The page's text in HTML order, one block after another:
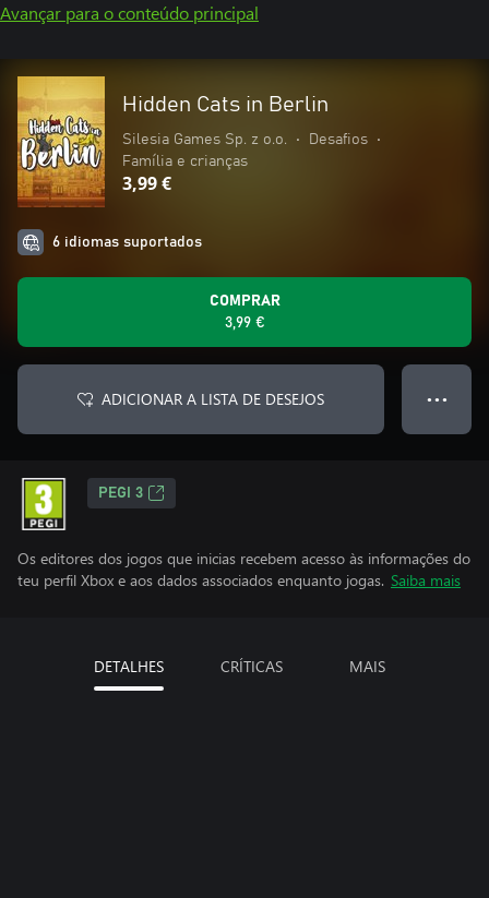
Avançar para o conteúdo principal
Hidden Cats in Berlin
Silesia Games Sp. z o.o. • Desafios
•
Família e crianças
3,99 €
6 idiomas suportados
COMPRAR
3,99 €
ADICIONAR A LISTA DE DESEJOS ● ● ●
PEGI 3
Os editores dos jogos que inicias recebem acesso às informações do
teu perfil Xbox e aos dados associados enquanto jogas. Saiba mais
DETALHES CRÍTICAS MAIS